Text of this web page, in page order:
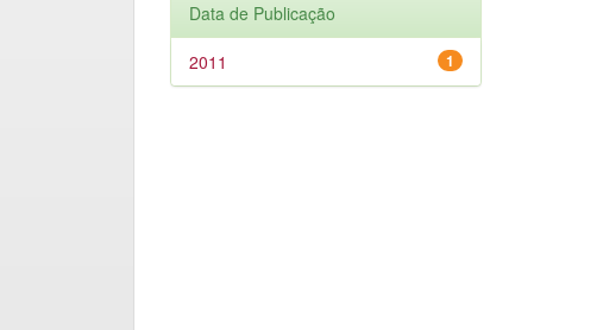
Data de Publicação
1
2011